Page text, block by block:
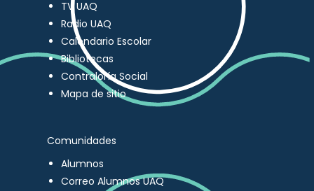
TV UAQ
Radio UAQ
Calendario Escolar
Bibliotecas
Contraloría Social
Mapa de sitio
Comunidades
Alumnos
Correo Alumnos UAQ